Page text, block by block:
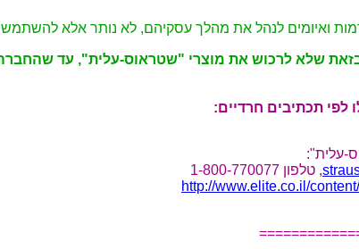
ואיומים לנהל את מהלך עסקיהם, לא נותר אלא להשתמש
בזאת שלא לרכוש את מוצרי "שטראוס-עלית", עד
תכתיבים חרדיים:
עלית":
, טלפון 1-800-770077
http://www.elite.co.il/